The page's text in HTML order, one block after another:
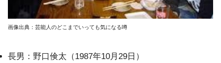
画像出典：芸能人のどこまでいっても気になる噂
長男：野口倹太（1987年10月29日）